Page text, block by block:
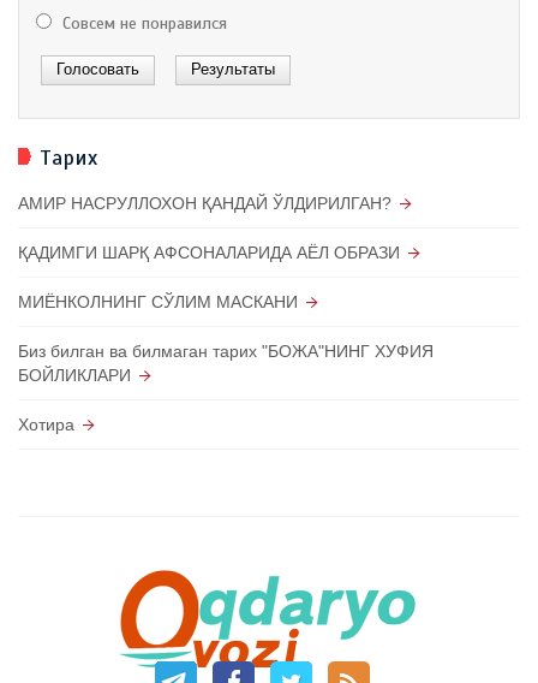
Совсем не понравился
Тарих
АМИР НАСРУЛЛОХОН ҚАНДАЙ ЎЛДИРИЛГАН?
ҚАДИМГИ ШАРҚ АФСОНАЛАРИДА АЁЛ ОБРАЗИ
МИЁНКОЛНИНГ СЎЛИМ МАСКАНИ
Биз билган ва билмаган тарих "БОЖА"НИНГ ХУФИЯ
БОЙЛИКЛАРИ
Хотира